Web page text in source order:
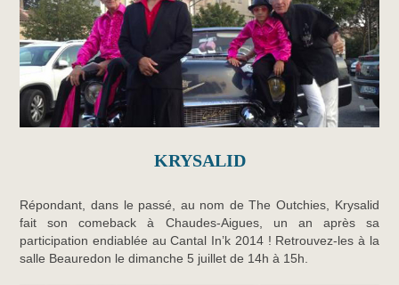
KRYSALID
Répondant, dans le passé, au nom de The Outchies, Krysalid
fait son comeback à Chaudes-Aigues, un an après sa
participation endiablée au Cantal In’k 2014 ! Retrouvez-les à la
salle Beauredon le dimanche 5 juillet de 14h à 15h.